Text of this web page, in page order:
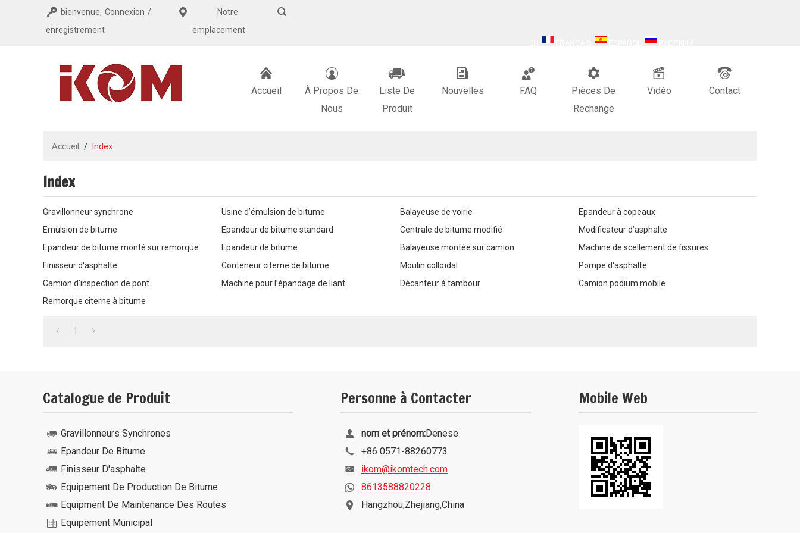
bienvenue, Connexion /
enregistrement
Notre
emplacement
Accueil
À Propos De
Nous
Liste De
Produit
Nouvelles FAQ
Pièces De
Rechange
Vidéo Contact
Accueil / Index
Index
Gravillonneur synchrone Usine d’émulsion de bitume Balayeuse de voirie
Epandeur à copeaux
Emulsion de bitume
Epandeur de bitume standard Centrale de bitume modifié
Modificateur d’asphalte
Epandeur de bitume monté sur remorque
Epandeur de bitume Balayeuse montée sur camion
Machine de scellement de fissures
Finisseur d'asphalte
Conteneur citerne de bitume Moulin colloïdal
Pompe d'asphalte
Camion d'inspection de pont
Machine pour l’épandage de liant Décanteur à tambour
Camion podium mobile
Remorque citerne à bitume
1
Catalogue de Produit
Gravillonneurs Synchrones
Epandeur De Bitume
Finisseur D'asphalte
Equipement De Production De Bitume
Equipment De Maintenance Des Routes
Equipement Municipal
Personne à Contacter
nom et prénom:Denese
+86 0571-88260773
ikom@ikomtech.com
8613588820228
Hangzhou,Zhejiang,China
Mobile Web